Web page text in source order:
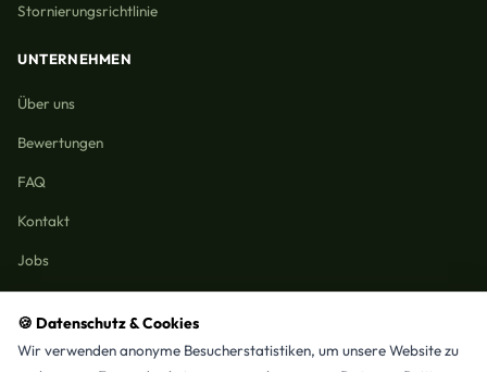
🍪 Datenschutz & Cookies
Wir verwenden anonyme Besucherstatistiken, um unsere Website zu
Stornierungsrichtlinie
UNTERNEHMEN
Über uns
Bewertungen
FAQ
Kontakt
Jobs